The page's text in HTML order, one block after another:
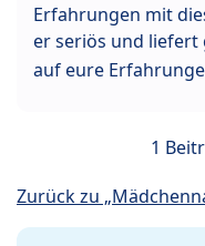
Erfahrungen mit
er seriös und liefert
auf eure
1
Zurück zu